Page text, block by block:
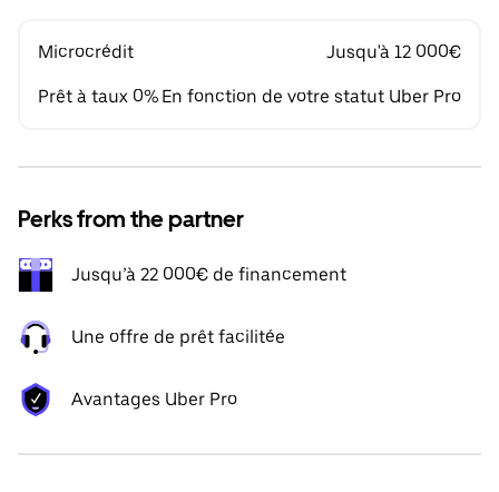
Microcrédit Jusqu'à 12 000€
Prêt à taux 0% En fonction de votre statut Uber Pro
Perks from the partner
Jusqu’à 22 000€ de financement
Une offre de prêt facilitée
Avantages Uber Pro